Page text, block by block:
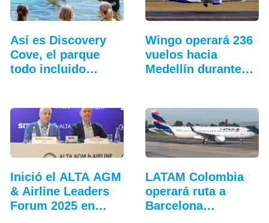
Así es Discovery
Cove, el parque
todo incluido
Wingo operará 236
vuelos hacia
Medellín durante
Inició el ALTA AGM
& Airline Leaders
Forum 2025 en
LATAM Colombia
operará ruta a
Barcelona